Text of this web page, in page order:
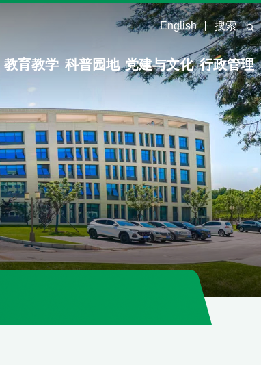
English 搜索
教育教学 科普园地 党建与文化 行政管理